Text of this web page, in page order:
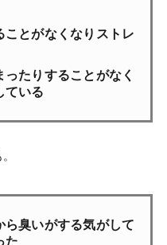
とがなくなりストレ
たりすることがなく
ている
ら臭いがする気がして
た